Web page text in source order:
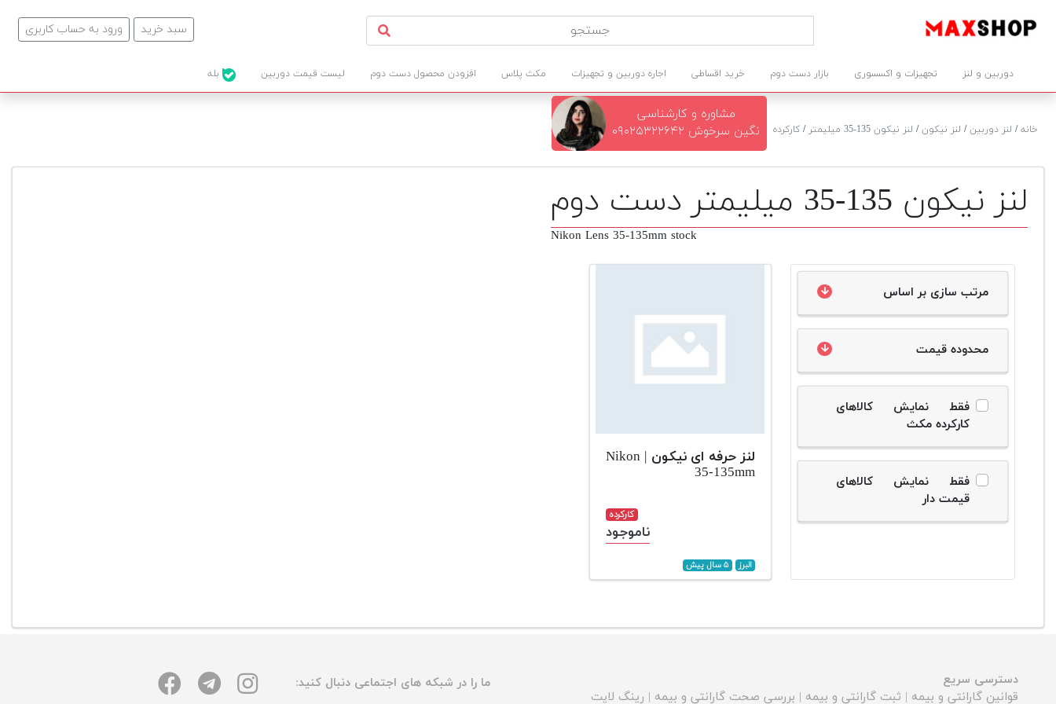
ورود به حساب کاربری سبد خرید
دوربین و لنز تجهیزات و اکسسوری بازار دست دوم خرید اقساطی اجاره دوربین و تجهیزات مکث پلاس افزودن محصول دست دوم لیست قیمت دوربین
خانه/ لنز دوربین/ لنز نیکون/ لنز نیکون 135-35 میلیمتر / کارکرده
مشاوره و کارشناسی
نگین سرخوش ۰۹۰۲۵۳۲۲۶۴۲
لنز نیکون 135-35 میلیمتر دست دوم
Nikon Lens 35-135mm stock
مرتب سازی بر اساس
محدوده قیمت
فقط نمایش کالاهای
کارکرده مکث
فقط نمایش کالاهای
قیمت دار
لنز حرفه ای نیکون | Nikon
35-135mm
کارکرده
ناموجود
البرز ۵ سال پیش
دسترسی سریع
قوانین گارانتی و بیمه | ثبت گارانتی و بیمه | بررسی صحت گارانتی و بیمه | رینگ لایت
ما را در شبکه های اجتماعی دنبال کنید: